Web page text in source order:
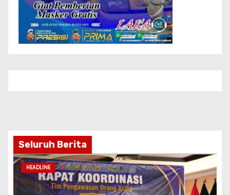
Seluruh Berita
HEADLINE